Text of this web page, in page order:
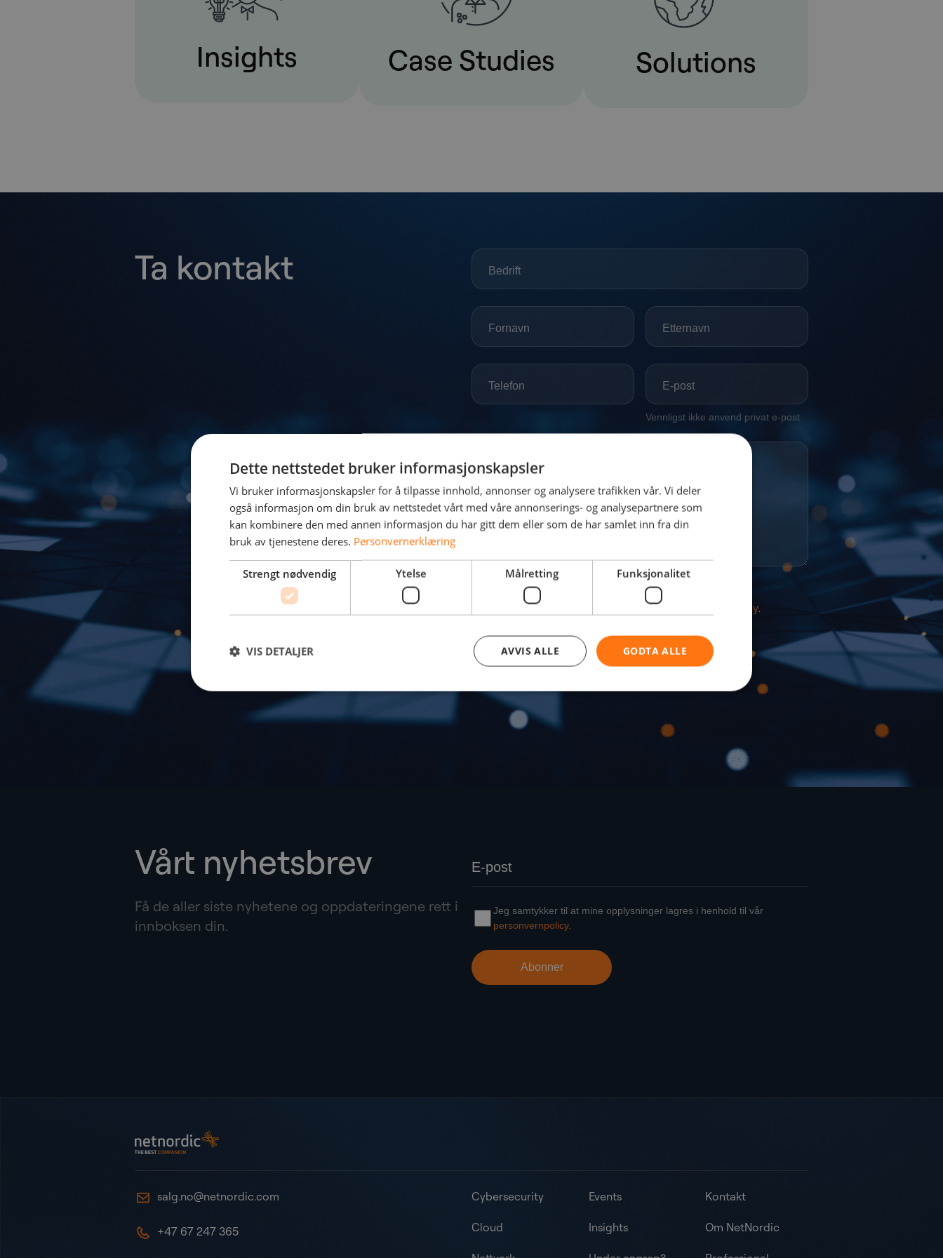
Insights Case Studies Solutions
Ta kontakt
Vårt nyhetsbrev
Få de aller siste nyhetene og oppdateringene rett i
innboksen din.
NetNordic Norway
salg.no@netnordic.com
+47 67 247 365
Cybersecurity Events Kontakt
Cloud Insights Om NetNordic
Dette nettstedet bruker informasjonskapsler
Vi bruker informasjonskapsler for å tilpasse innhold, annonser og analysere trafikken vår. Vi deler
også informasjon om din bruk av nettstedet vårt med våre annonserings- og analysepartnere som
kan kombinere den med annen informasjon du har gitt dem eller som de har samlet inn fra din
bruk av tjenestene deres. Personvernerklæring
Strengt nødvendig Ytelse Målretting Funksjonalitet
GODTA ALLE
AVVIS ALLE
VIS DETALJER